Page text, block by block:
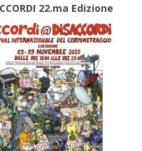
22.ma Edizione